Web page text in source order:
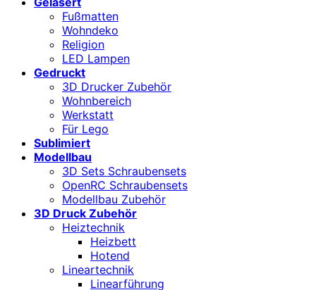
Fußmatten
Wohndeko
Religion
LED Lampen
Gedruckt
3D Drucker Zubehör
Wohnbereich
Werkstatt
Für Lego
Sublimiert
Modellbau
3D Sets Schraubensets
OpenRC Schraubensets
Modellbau Zubehör
3D Druck Zubehör
Heiztechnik
Heizbett
Hotend
Lineartechnik
Linearführung